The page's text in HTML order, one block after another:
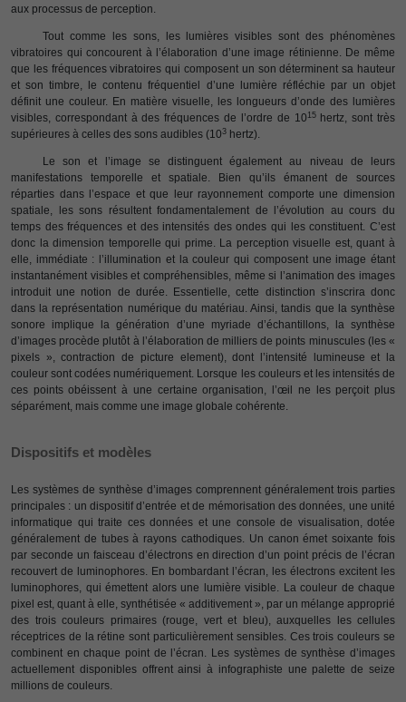
aux processus de perception.
Tout comme les sons, les lumières visibles sont des phénomènes
vibratoires qui concourent à l’élaboration d’une image rétinienne. De même
que les fréquences vibratoires qui composent un son déterminent sa hauteur
et son timbre, le contenu fréquentiel d’une lumière réfléchie par un objet
définit une couleur. En matière visuelle, les longueurs d’onde des lumières
visibles, correspondant à des fréquences de l’ordre de 10 15hertz, sont très
supérieures à celles des sons audibles (103 hertz).
Le son et l’image se distinguent également au niveau de leurs
manifestations temporelle et spatiale. Bien qu’ils émanent de sources
réparties dans l’espace et que leur rayonnement comporte une dimension
spatiale, les sons résultent fondamentalement de l’évolution au cours du
temps des fréquences et des intensités des ondes qui les constituent. C’est
donc la dimension temporelle qui prime. La perception visuelle est, quant à
elle, immédiate : l’illumination et la couleur qui composent une image étant
instantanément visibles et compréhensibles, même si l’animation des images
introduit une notion de durée. Essentielle, cette distinction s’inscrira donc
dans la représentation numérique du matériau. Ainsi, tandis que la synthèse
sonore implique la génération d’une myriade d’échantillons, la synthèse
d’images procède plutôt à l’élaboration de milliers de points minuscules (les «
pixels », contraction de picture element), dont l’intensité lumineuse et la
couleur sont codées numériquement. Lorsque les couleurs et les intensités de
ces points obéissent à une certaine organisation, l’œil ne les perçoit plus
séparément, mais comme une image globale cohérente.
Dispositifs et modèles
Les systèmes de synthèse d’images comprennent généralement trois parties
principales : un dispositif d’entrée et de mémorisation des données, une unité
informatique qui traite ces données et une console de visualisation, dotée
généralement de tubes à rayons cathodiques. Un canon émet soixante fois
par seconde un faisceau d’électrons en direction d’un point précis de l’écran
recouvert de luminophores. En bombardant l’écran, les électrons excitent les
luminophores, qui émettent alors une lumière visible. La couleur de chaque
pixel est, quant à elle, synthétisée « additivement », par un mélange approprié
des trois couleurs primaires (rouge, vert et bleu), auxquelles les cellules
réceptrices de la rétine sont particulièrement sensibles. Ces trois couleurs se
combinent en chaque point de l’écran. Les systèmes de synthèse d’images
actuellement disponibles offrent ainsi à infographiste une palette de seize
millions de couleurs.